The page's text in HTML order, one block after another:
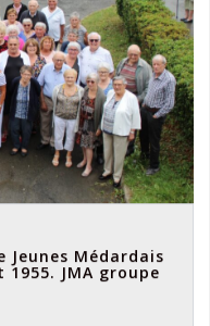
Jeunes Médardais
JMA groupe